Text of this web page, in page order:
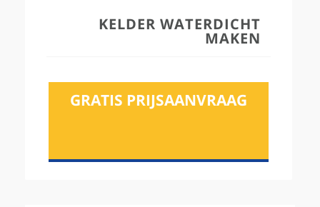
KELDER WATERDICHT
MAKEN
GRATIS PRIJSAANVRAAG